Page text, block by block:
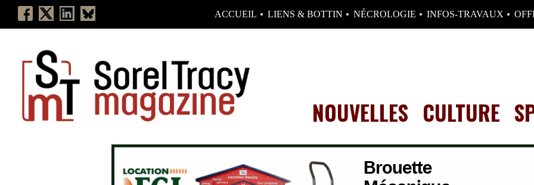
ACCUEIL LIENS & BOTTIN NÉCROLOGIE INFOS-TRAVAUX
NOUVELLES CULTURE